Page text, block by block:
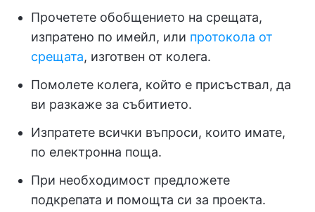
Прочетете обобщението на срещата,
изпратено по имейл, или протокола от
срещата, изготвен от колега.
Помолете колега, който е присъствал, да
ви разкаже за събитието.
Изпратете всички въпроси, които имате,
по електронна поща.
При необходимост предложете
подкрепата и помощта си за проекта.